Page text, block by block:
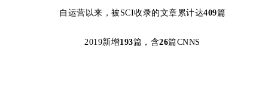
自运营以来，被SCI收录的文章累计达409篇
2019新增193篇，含26篇CNNS